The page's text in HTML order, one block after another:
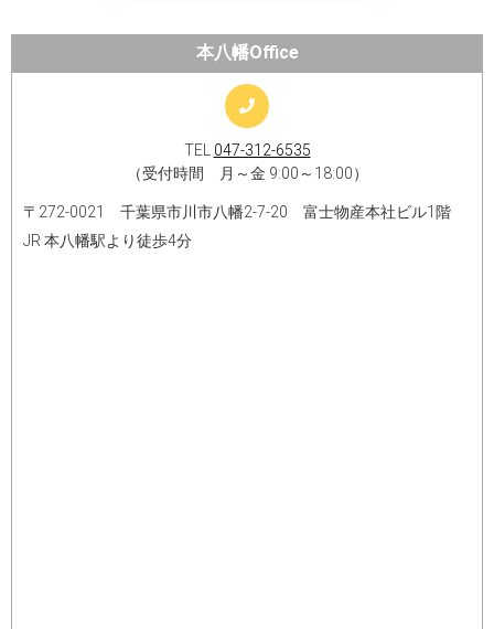
本八幡Office
TEL 047-312-6535
（受付時間 月～金 9:00～18:00）
〒272-0021 千葉県市川市八幡2-7-20 富士物産本社ビル1階
JR 本八幡駅より徒歩4分